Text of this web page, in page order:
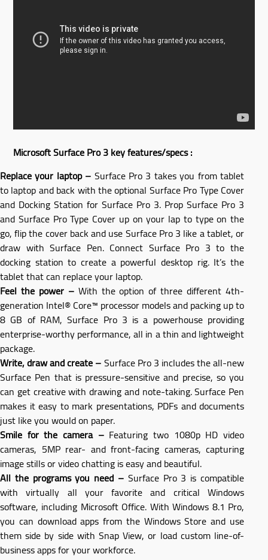
Microsoft Surface Pro 3 key features/specs :
Replace your laptop – Surface Pro 3 takes you from tablet
to laptop and back with the optional Surface Pro Type Cover
and Docking Station for Surface Pro 3. Prop Surface Pro 3
and Surface Pro Type Cover up on your lap to type on the
go, flip the cover back and use Surface Pro 3 like a tablet, or
draw with Surface Pen. Connect Surface Pro 3 to the
docking station to create a powerful desktop rig. It’s the
tablet that can replace your laptop.
Feel the power – With the option of three different 4th-
generation Intel® Core™ processor models and packing up to
8 GB of RAM, Surface Pro 3 is a powerhouse providing
enterprise-worthy performance, all in a thin and lightweight
package.
Write, draw and create –Surface Pro 3 includes the all-new
Surface Pen that is pressure-sensitive and precise, so you
can get creative with drawing and note-taking. Surface Pen
makes it easy to mark presentations, PDFs and documents
just like you would on paper.
Smile for the camera – Featuring two 1080p HD video
cameras, 5MP rear- and front-facing cameras, capturing
image stills or video chatting is easy and beautiful.
All the programs you need – Surface Pro 3 is compatible
with virtually all your favorite and critical Windows
software, including Microsoft Office. With Windows 8.1 Pro,
you can download apps from the Windows Store and use
them side by side with Snap View, or load custom line-of-
business apps for your workforce.